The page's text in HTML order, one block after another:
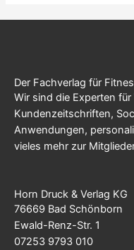
Der Fachverlag für
Wir sind die Experten
Kundenzeitschriften,
Anwendungen,
vieles mehr zur
Horn Druck & Verlag KG
76669 Bad Schönborn
Ewald-Renz-Str. 1
07253 9793 010